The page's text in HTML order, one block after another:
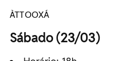
ÀTTOOXÁ
Sábado (23/03)